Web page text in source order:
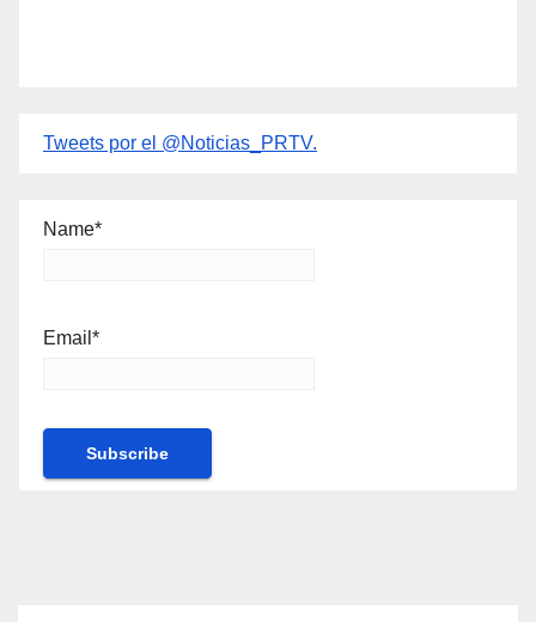
Tweets por el @Noticias_PRTV.
Name*
Email*